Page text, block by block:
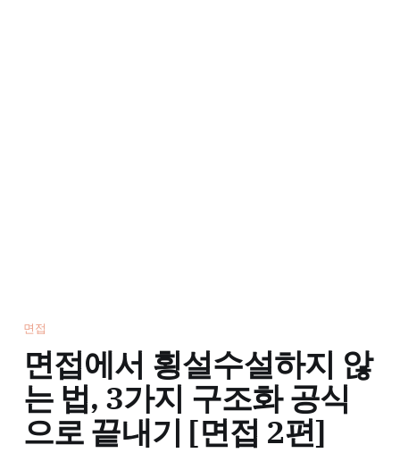
면접
면접에서 횡설수설하지 않
는 법, 3가지 구조화 공식
으로 끝내기 [면접 2편]